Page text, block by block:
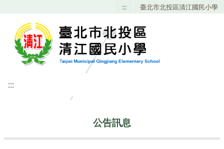
::: 臺北市北投區清江國民小學
:::
公告訊息